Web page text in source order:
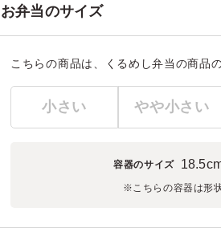
お弁当のサイズ
こちらの商品は、くるめし弁当の商品
小さい やや小さい
容器のサイズ
※こちらの容器は形